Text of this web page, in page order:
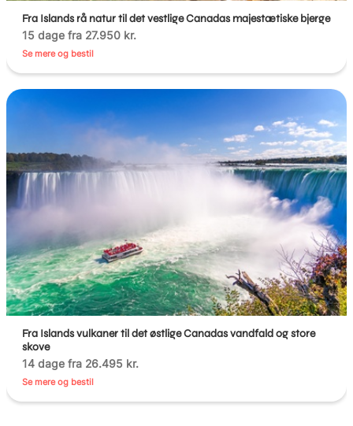
Fra Islands rå natur til det vestlige Canadas majestætiske bjerge
15 dage fra 27.950 kr.
Se mere og bestil
Fra Islands vulkaner til det østlige Canadas vandfald og store
skove
14 dage fra 26.495 kr.
Se mere og bestil